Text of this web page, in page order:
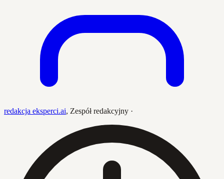
redakcja eksperci.ai, Zespół redakcyjny ·